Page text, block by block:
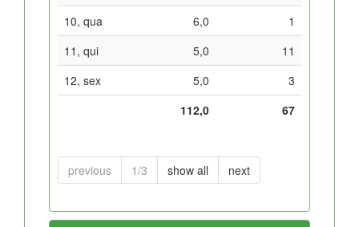
10, qua
6,0
1
11, qui
5,0
11
12, sex
5,0
3
112,0
67
previous 1/3 show all next